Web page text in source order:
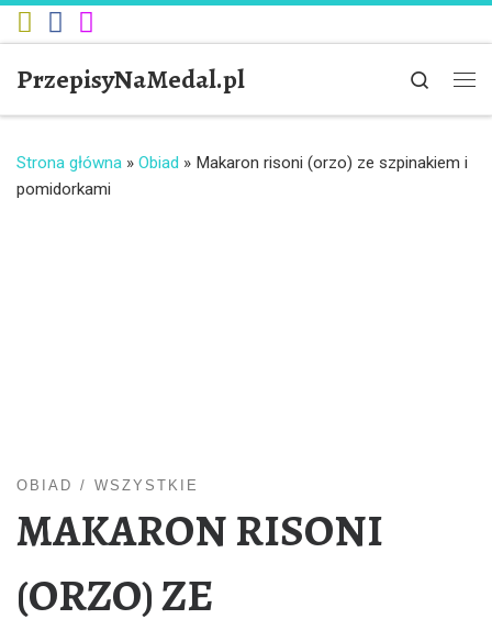
Przejdź do treści
PrzepisyNaMedal.pl
Search
Strona główna » Obiad » Makaron risoni (orzo) ze szpinakiem i
pomidorkami
OBIAD WSZYSTKIE
MAKARON RISONI
(ORZO) ZE